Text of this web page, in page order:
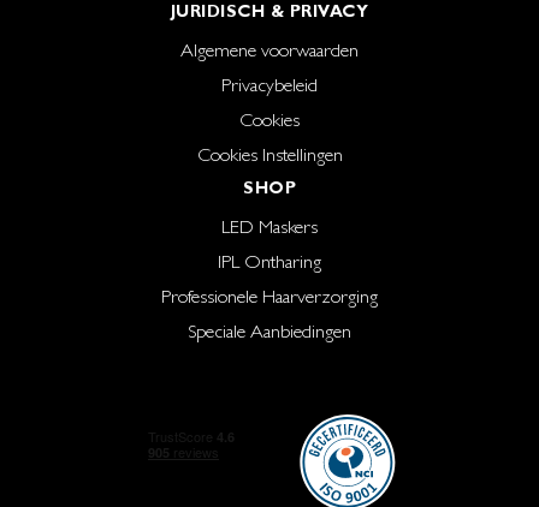
JURIDISCH & PRIVACY
Algemene voorwaarden
Privacybeleid
Cookies
Cookies Instellingen
SHOP
LED Maskers
IPL Ontharing
Professionele Haarverzorging
Speciale Aanbiedingen